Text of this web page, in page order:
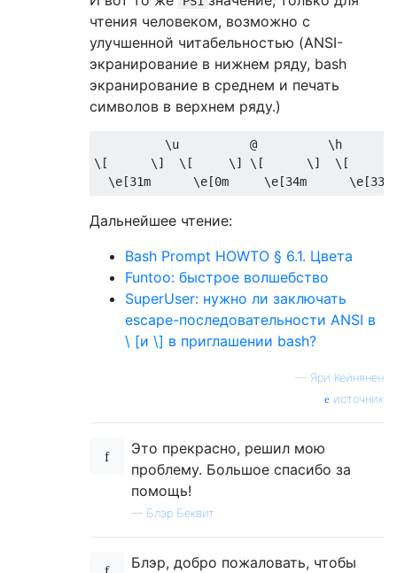
чтения человеком, возможно с
улучшенной читабельностью (ANSI-
экранирование в нижнем ряду, bash
экранирование в среднем и печать
символов в верхнем ряду.)
          \u
@
\h
\[      \]  \[     \] \[      \]  \[
  \e
[31m
      \e
[0m
     \e
[34m
      \e
[33m
Дальнейшее чтение:
Bash Prompt HOWTO § 6.1. Цвета
Funtoo: быстрое волшебство
SuperUser: нужно ли заключать
escape-последовательности ANSI в
\ [и \] в приглашении bash?
— Яри ​​Кейнянен
источник
Это прекрасно, решил мою
проблему. Большое спасибо за
помощь!
— Блэр Беквит
Блэр, добро пожаловать, чтобы